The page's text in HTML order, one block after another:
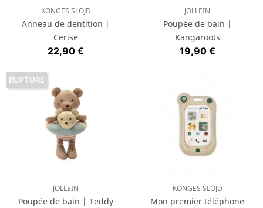
KONGES SLOJD
Anneau de dentition |
Cerise
Prix
22,90 €
JOLLEIN
Poupée de bain |
Kangaroots
Prix
19,90 €
JOLLEIN
Poupée de bain | Teddy
RUPTURE
KONGES SLOJD
Mon premier téléphone